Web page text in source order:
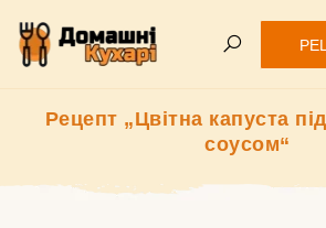
Рецепт „Цвітна капуста
соусом“